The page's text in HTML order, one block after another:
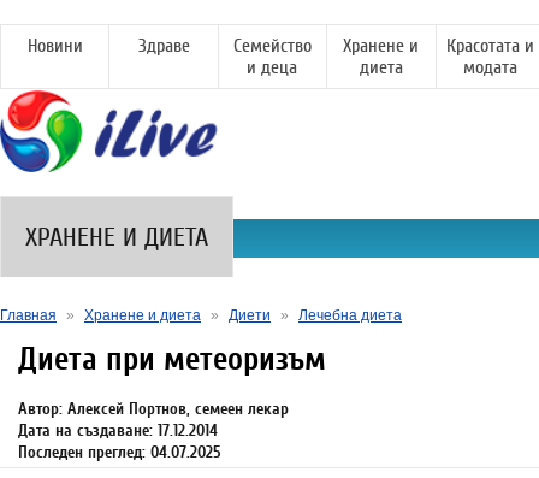
Новини Здраве
Семейство
и деца
Хранене и
диета
Красотата и
модата
ХРАНЕНЕ И ДИЕТА
Главная » Хранене и диета » Диети » Лечебна диета
Диета при метеоризъм
Автор: Алексей Портнов, семеен лекар
Дата на създаване: 17.12.2014
Последен преглед: 04.07.2025